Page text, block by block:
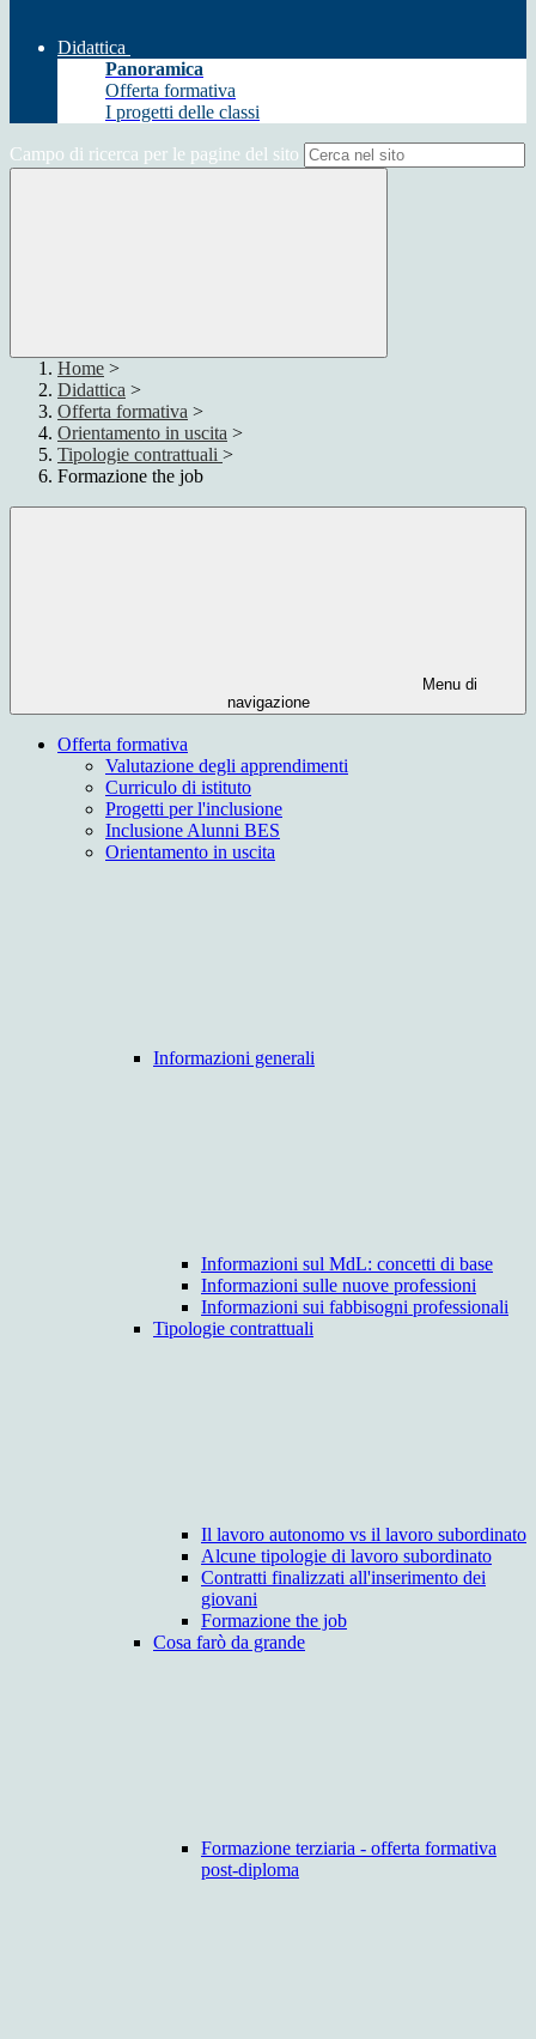
Didattica
Panoramica
Offerta formativa
I progetti delle classi
Campo di ricerca per le pagine del sito
Home >
Didattica >
Offerta formativa >
Orientamento in uscita >
Tipologie contrattuali >
Formazione the job
Menu di
navigazione
Offerta formativa
Valutazione degli apprendimenti
Curriculo di istituto
Progetti per l'inclusione
Inclusione Alunni BES
Orientamento in uscita
Informazioni generali
Informazioni sul MdL: concetti di base
Informazioni sulle nuove professioni
Informazioni sui fabbisogni professionali
Tipologie contrattuali
Il lavoro autonomo vs il lavoro subordinato
Alcune tipologie di lavoro subordinato
Contratti finalizzati all'inserimento dei
giovani
Formazione the job
Cosa farò da grande
Formazione terziaria - offerta formativa
post-diploma